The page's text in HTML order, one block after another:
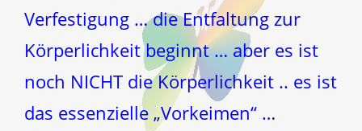
Verfestigung … die Entfaltung zur
Körperlichkeit beginnt … aber es ist
noch NICHT die Körperlichkeit .. es ist
das essenzielle „Vorkeimen“ …